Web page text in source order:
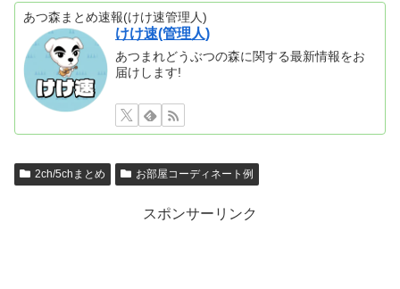
あつ森まとめ速報(けけ速管理人)
けけ速(管理人)
あつまれどうぶつの森に関する最新情報をお
届けします!
2ch/5chまとめ お部屋コーディネート例
スポンサーリンク